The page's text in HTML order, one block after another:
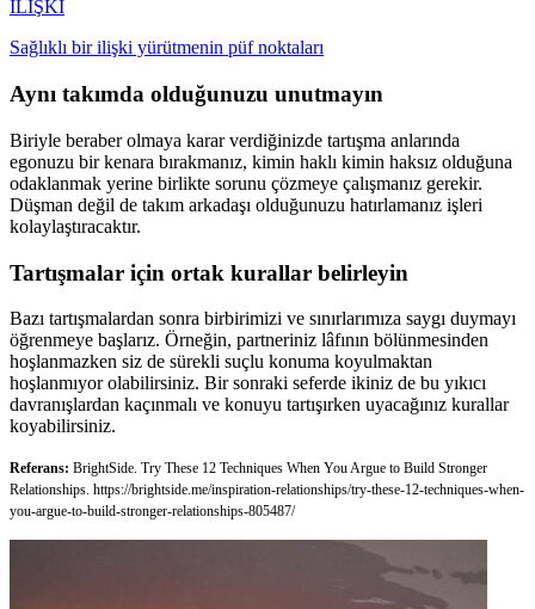
İLİŞKİ
Sağlıklı bir ilişki yürütmenin püf noktaları
Aynı takımda olduğunuzu unutmayın
Biriyle beraber olmaya karar verdiğinizde tartışma anlarında
egonuzu bir kenara bırakmanız, kimin haklı kimin haksız olduğuna
odaklanmak yerine birlikte sorunu çözmeye çalışmanız gerekir.
Düşman değil de takım arkadaşı olduğunuzu hatırlamanız işleri
kolaylaştıracaktır.
Tartışmalar için ortak kurallar belirleyin
Bazı tartışmalardan sonra birbirimizi ve sınırlarımıza saygı duymayı
öğrenmeye başlarız. Örneğin, partneriniz lâfının bölünmesinden
hoşlanmazken siz de sürekli suçlu konuma koyulmaktan
hoşlanmıyor olabilirsiniz. Bir sonraki seferde ikiniz de bu yıkıcı
davranışlardan kaçınmalı ve konuyu tartışırken uyacağınız kurallar
koyabilirsiniz.
Referans: BrightSide. Try These 12 Techniques When You Argue to Build Stronger
Relationships. https://brightside.me/inspiration-relationships/try-these-12-techniques-when-
you-argue-to-build-stronger-relationships-805487/